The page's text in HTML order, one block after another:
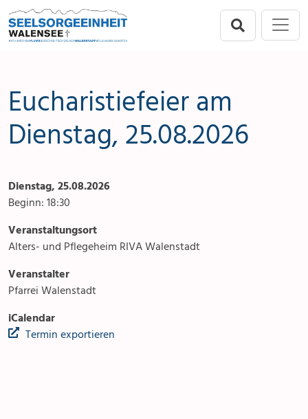
Direkt zur Hauptnavigation springen
Direkt zum Inhalt springen
Eucharistiefeier am
Dienstag, 25.08.2026
Dienstag, 25.08.2026
Beginn: 18:30
Veranstaltungsort
Alters- und Pflegeheim RIVA Walenstadt
Veranstalter
Pfarrei Walenstadt
iCalendar
Termin exportieren
Menu
Berschis-Tscherlach
Mols-Murg-Quarten
Seelsorgeeinheit
Angebote & Sakramente
Kontakte
Aktuelles & Fotogalerie
Links
Stellenangebot